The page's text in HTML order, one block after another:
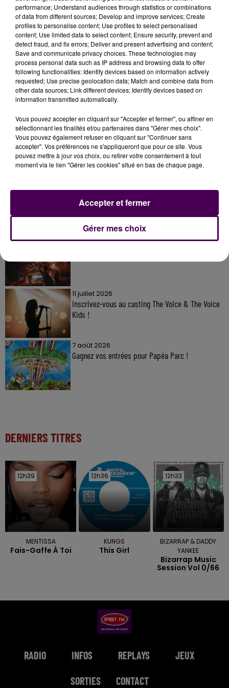
du Parc Manceau, à la Maison Pour Tous Jean-Moulin
et dans la salle Paul-Courboulay. A Château-Gontier,
les Mayennais peuvent réaliser un prélèvement nasal
dans la halle du Haut-Anjou six jours sur sept. Des bus
de prélèvement se déplacent dans le département,
notamment le vendredi à Craon, place du Mûrier et le
samedi à Meslay-du-Maine, place de la salle socio-
culturelle.
À LA UNE
7 août 2026
11 juillet 2026
Inscrivez-vous au casting The Voice & The Voice
Kids !
7 août 2026
Gagnez vos entrées pour Papéa Parc !
DERNIERS TITRES
12h39
12h39
MENTISSA
Fais-Gaffe À Toi
12h36
12h36
KUNGS
This Girl
12h33
12h33
BIZARRAP & DADDY
YANKEE
Bizarrap Music
Session Vol 0/66
RADIO INFOS REPLAYS JEUX
SORTIES CONTACT
performance; Understand audiences through statistics or combinations
of data from different sources; Develop and improve services; Create
profiles to personalise content; Use profiles to select personalised
content; Use limited data to select content; Ensure security, prevent and
detect fraud, and fix errors; Deliver and present advertising and content;
Save and communicate privacy choices. These technologies may
process personal data such as IP address and browsing data to offer
following functionalities: Identify devices based on information actively
requested; Use precise geolocation data; Match and combine data from
other data sources; Link different devices; Identify devices based on
information transmitted automatically.
Vous pouvez accepter en cliquant sur "Accepter et fermer", ou affiner en
sélectionnant les finalités et/ou partenaires dans "Gérer mes choix".
Vous pouvez également refuser en cliquant sur "Continuer sans
accepter". Vos préférences ne s'appliqueront que pour ce site. Vous
pouvez mettre à jour vos choix, ou retirer votre consentement à tout
moment via le lien "Gérer les cookies" situé en bas de chaque page.
Gérer mes choix
Accepter et fermer